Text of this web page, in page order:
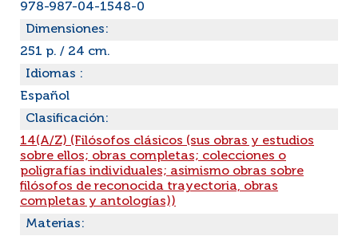
978-987-04-1548-0
Dimensiones:
251 p. / 24 cm.
Idiomas :
Español
Clasificación:
14(A/Z) (Filósofos clásicos (sus obras y estudios
sobre ellos; obras completas; colecciones o
poligrafías individuales; asimismo obras sobre
filósofos de reconocida trayectoria, obras
completas y antologías))
Materias: